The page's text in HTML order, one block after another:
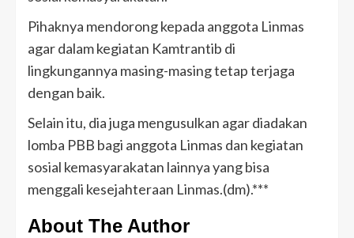
Pihaknya mendorong kepada anggota Linmas
agar dalam kegiatan Kamtrantib di
lingkungannya masing-masing tetap terjaga
dengan baik.
Selain itu, dia juga mengusulkan agar diadakan
lomba PBB bagi anggota Linmas dan kegiatan
sosial kemasyarakatan lainnya yang bisa
menggali kesejahteraan Linmas.(dm).***
About The Author